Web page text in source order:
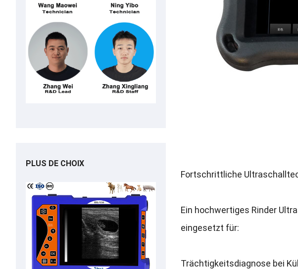
Fortschrittliche
Ein hochwertiges Rinder
eingesetzt für:
Trächtigkeitsdiagnose bei
PLUS DE CHOIX